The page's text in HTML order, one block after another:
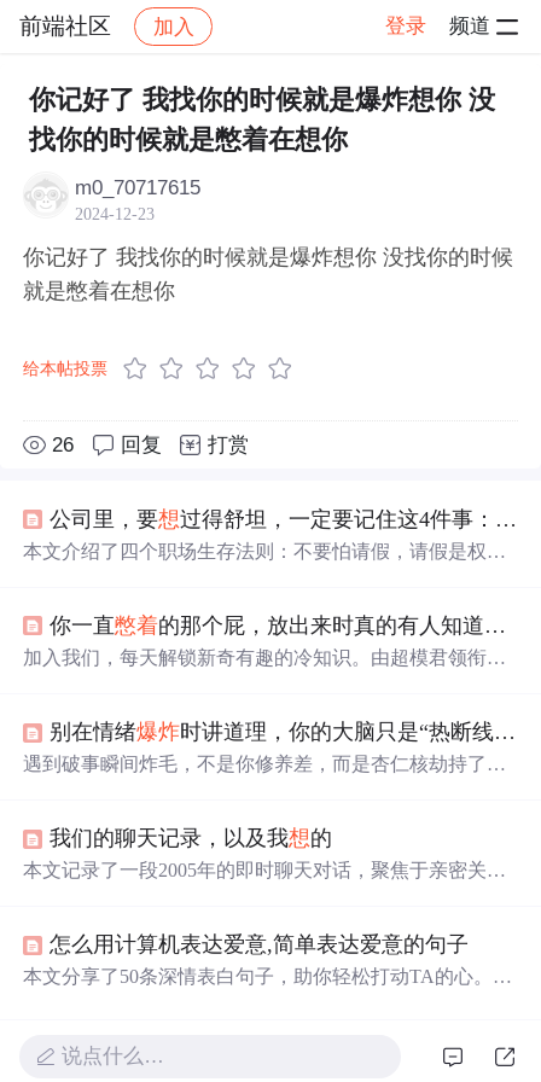
前端社区 加入 登录 频道
社区 前端社区 感慨 帖子详情
你记好了 我找你的时候就是爆炸想你 没
找你的时候就是憋着在想你
m0_70717615
2024-12-23
你记好了 我找你的时候就是爆炸想你 没找你的时候
就是憋着在想你
给本帖投票
26 回复 打赏
公司里，要想过得舒坦，一定要记住这4件事：1、不要怕请假；2、工作量太重，要提出来；3、工作受了委屈，别
本文介绍了四个职场生存法则：不要怕请假，请假是权
方式方法。适度表达、请假和拒绝，才能成为职场聪明
人。
你一直憋着的那个屁，放出来时真的有人知道吗？我先告诉你
加入我们，每天解锁新奇有趣的冷知识。由超模君领衔，
别在情绪爆炸时讲道理，你的大脑只是“热断线”了
遇到破事瞬间炸毛，不是你修养差，而是杏仁核劫持了大
（冷水/视觉刺激）和长呼气，强制降温重启。
我们的聊天记录，以及我想的
本文记录了一段2005年的即时聊天对话，聚焦于亲密关系
题，并触及情感耗竭、自我边界意识觉醒及关系本质的哲
学反思。内容涉及情绪管理、人际反馈机制、依恋表达方
怎么用计算机表达爱意,简单表达爱意的句子
本文分享了50条深情表白句子，助你轻松打动TA的心。从
确幸，这里都有灵感。
说点什么…